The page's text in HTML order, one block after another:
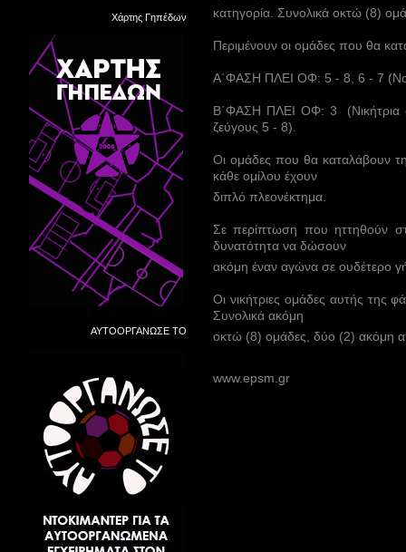
Χάρτης Γηπέδων
ΑΥΤΟΟΡΓΑΝΩΣΕ ΤΟ
κατηγορία. Συνολικά οκτώ (8)
Περιμένουν οι ομάδες που θα
Α΄ΦΑΣΗ ΠΛΕΙ ΟΦ: 5 - 8, 6 - 7
Β΄ΦΑΣΗ ΠΛΕΙ ΟΦ: 3 (Νικήτρια
ζεύγους 5 - 8).
Οι ομάδες που θα καταλάβουν
κάθε ομίλου έχουν
διπλό πλεονέκτημα.
Σε περίπτωση που ηττηθούν
δυνατότητα να δώσουν
ακόμη έναν αγώνα σε ουδέτερο
Οι νικήτριες ομάδες αυτής της
Συνολικά ακόμη
οκτώ (8) ομάδες, δύο (2) ακόμη
www.epsm.gr